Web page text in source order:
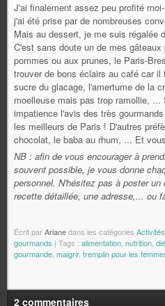
J'ai finalement assez peu profité
j'ai été prise par de nombreuses
Mais au dessert, je me suis régalée
C'est sans doute un de mes
pommes ou aux prunes, le Paris-
trouver de bons éclairs au café car
sucre du glacage, l'amertume de la
moelleuse mais pas trop ramollie,
impatience l'avis des très gourmands
les meilleurs de Paris ! D'autres
chocolat, le baba au rhum, ... Et
NB : afin de vous encourager à
souvent possible, je vous donne
personnel. N'hésitez pas à poster
recette détaillée, une adresse,... ou
Écrit parArianedans les catégories
gourmands | Tags : alimentation nutrition
gourmande maigrir, tremplin pour les
2 commentaires